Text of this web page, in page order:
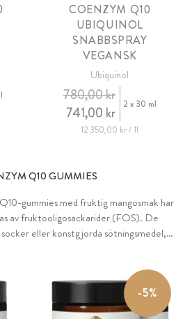
COENZYM Q10
UBIQUINOL
SNABBSPRAY
VEGANSK
Ubiquinol
741,00 kr
780,00 kr 2 x 30 ml
12 350,00 kr / 1l
Q10 GUMMIES
gummies med fruktig mangosmak har
av fruktooligosackarider (FOS). De
eller konstgjorda sötningsmedel,
-5%